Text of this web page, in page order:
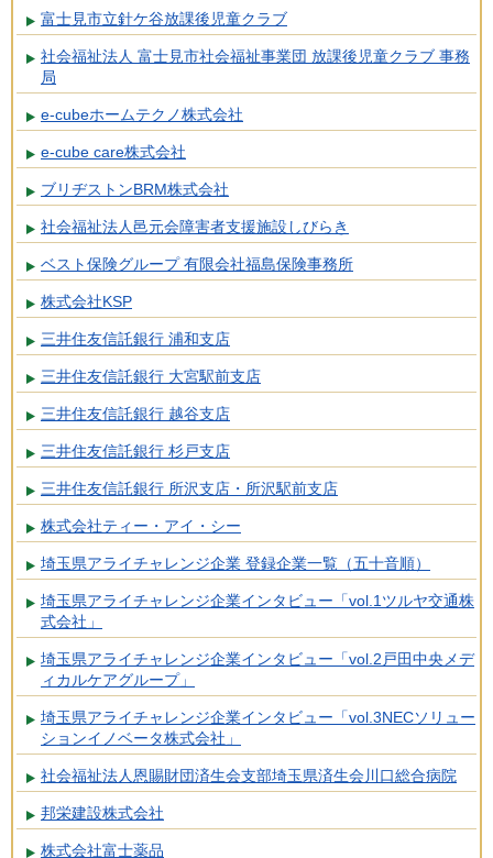
富士見市立針ケ谷放課後児童クラブ
社会福祉法人 富士見市社会福祉事業団 放課後児童クラブ 事務
局
e-cubeホームテクノ株式会社
e-cube care株式会社
ブリヂストンBRM株式会社
社会福祉法人邑元会障害者支援施設しびらき
ベスト保険グループ 有限会社福島保険事務所
株式会社KSP
三井住友信託銀行 浦和支店
三井住友信託銀行 大宮駅前支店
三井住友信託銀行 越谷支店
三井住友信託銀行 杉戸支店
三井住友信託銀行 所沢支店・所沢駅前支店
株式会社ティー・アイ・シー
埼玉県アライチャレンジ企業 登録企業一覧（五十音順）
埼玉県アライチャレンジ企業インタビュー「vol.1ツルヤ交通株
式会社」
埼玉県アライチャレンジ企業インタビュー「vol.2戸田中央メデ
ィカルケアグループ」
埼玉県アライチャレンジ企業インタビュー「vol.3NECソリュー
ションイノベータ株式会社」
社会福祉法人恩賜財団済生会支部埼玉県済生会川口総合病院
邦栄建設株式会社
株式会社富士薬品